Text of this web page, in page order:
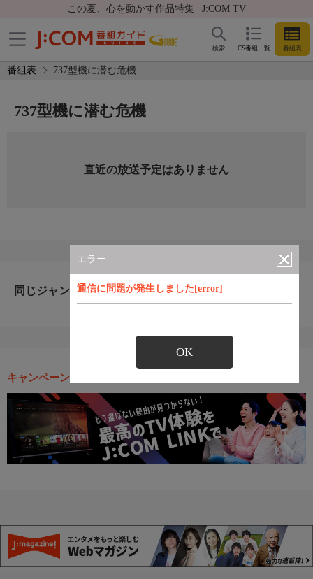
この夏、心を動かす作品特集 | J:COM TV
CS番組一覧 番組表
検索
番組表 737型機に潜む危機
エラー
通信に問題が発生しました[error]
OK
737型機に潜む危機
直近の放送予定はありません
同じジャンルのおすすめ番組
キャンペーン・お得な情報